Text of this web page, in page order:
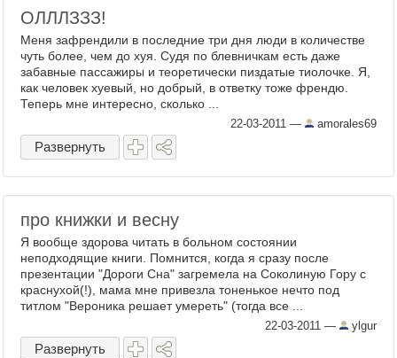
ОЛЛЛЗЗЗ!
Меня зафрендили в последние три дня люди в количестве
чуть более, чем до хуя. Судя по блевничкам есть даже
забавные пассажиры и теоретически пиздатые тиолочке. Я,
как человек хуевый, но добрый, в ответку тоже френдю.
Теперь мне интересно, сколько ...
22-03-2011 — amorales69
Развернуть
про книжки и весну
Я вообще здорова читать в больном состоянии
неподходящие книги. Помнится, когда я сразу после
презентации "Дороги Сна" загремела на Соколиную Гору с
краснухой(!), мама мне привезла тоненькое нечто под
титлом "Вероника решает умереть" (тогда все ...
22-03-2011 — ylgur
Развернуть